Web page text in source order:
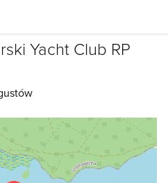
Yacht Club RP